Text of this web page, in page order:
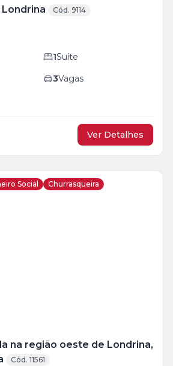
Cód. 9114
1Suíte
3Vagas
Ver Detalhes
Social Churrasqueira
na região oeste de Londrina,
Cód. 11561